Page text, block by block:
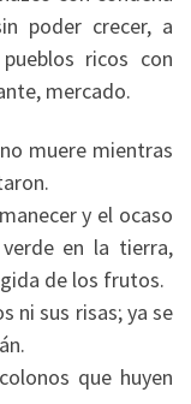
poder crecer, a
ricos con
mercado.
muere mientras
y el ocaso
en la tierra,
de los frutos.
ni sus risas; ya se
que huyen